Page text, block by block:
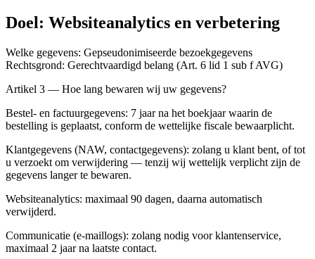
Doel: Websiteanalytics en verbetering
Welke gegevens: Gepseudonimiseerde bezoekgegevens
Rechtsgrond: Gerechtvaardigd belang (Art. 6 lid 1 sub f AVG)
Artikel 3 — Hoe lang bewaren wij uw gegevens?
Bestel- en factuurgegevens: 7 jaar na het boekjaar waarin de
bestelling is geplaatst, conform de wettelijke fiscale bewaarplicht.
Klantgegevens (NAW, contactgegevens): zolang u klant bent, of tot
u verzoekt om verwijdering — tenzij wij wettelijk verplicht zijn de
gegevens langer te bewaren.
Websiteanalytics: maximaal 90 dagen, daarna automatisch
verwijderd.
Communicatie (e-maillogs): zolang nodig voor klantenservice,
maximaal 2 jaar na laatste contact.